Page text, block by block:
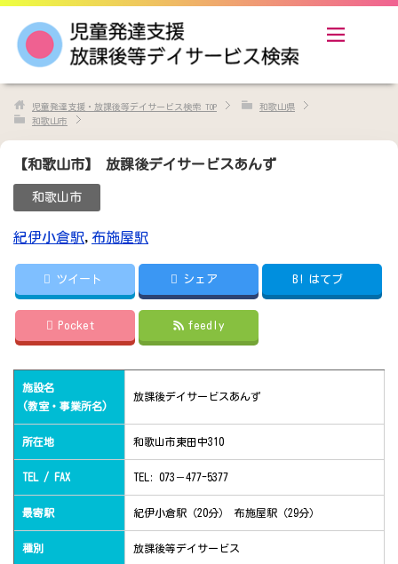
児童発達支援・放課後等デイサービス検索 TOP
和歌山県
和歌山市
【和歌山市】 放課後デイサービスあんず
和歌山市
紀伊小倉駅, 布施屋駅
ツイート シェア B! はてブ
Pocket feedly
施設名
(教室・事業所名)
放課後デイサービスあんず
所在地 和歌山市東田中310
TEL / FAX TEL: 073－477-5377
最寄駅 紀伊小倉駅（20分） 布施屋駅（29分）
種別 放課後等デイサービス